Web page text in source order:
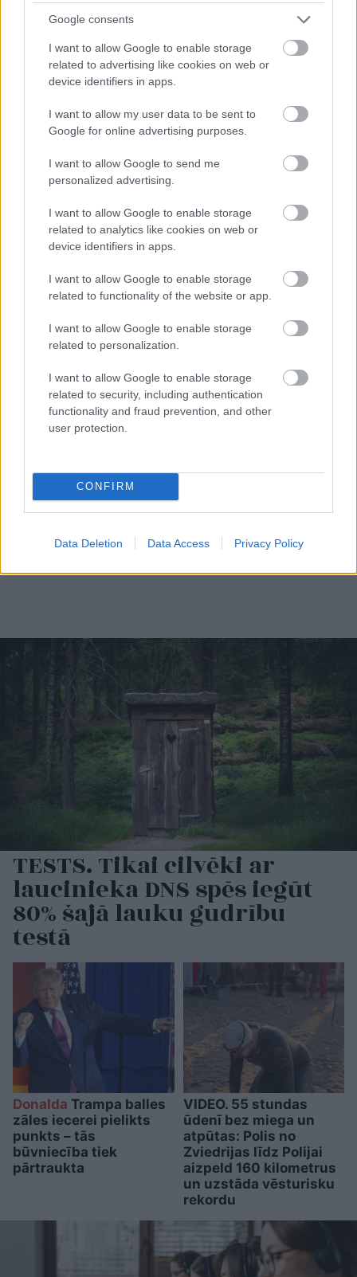
Google consents
I want to allow Google to enable storage
related to advertising like cookies on web or
device identifiers in apps.
I want to allow my user data to be sent to
Google for online advertising purposes.
I want to allow Google to send me
personalized advertising.
I want to allow Google to enable storage
related to analytics like cookies on web or
device identifiers in apps.
I want to allow Google to enable storage
related to functionality of the website or app.
I want to allow Google to enable storage
related to personalization.
I want to allow Google to enable storage
related to security, including authentication
functionality and fraud prevention, and other
user protection.
CONFIRM
Data Deletion Data Access Privacy Policy
jaunieviesumu
“Viņi tos mīl!” Slaidiņš
Krievijas situāciju
frontē
nestrīdēties: viņi
vienmēr atradīs veidu,
TESTS. Tikai cilvēki ar
laucinieka DNS spēs iegūt
80% šajā lauku gudrību
testā
Donalda Trampa balles
zāles iecerei pielikts
punkts – tās
būvniecība tiek
pārtraukta
VIDEO. 55 stundas
ūdenī bez miega un
atpūtas: Polis no
Zviedrijas līdz Polijai
aizpeld 160 kilometrus
un uzstāda vēsturisku
rekordu
Atcelt Ziņot